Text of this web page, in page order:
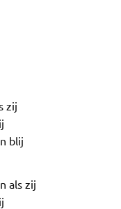
zij
blij
als zij